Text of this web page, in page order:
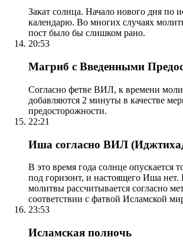
Закат солнца. Начало нового дня по
календарю. Во многих случаях
пост было бы слишком рано.
20:53
Магриб с Введенными
Согласно фетве ВИЛ, к времени
добавляются 2 минуты в качестве
предосторожности.
22:21
Иша согласно ВИЛ
В это время года солнце опускается
под горизонт, и настоящего Иша
молитвы рассчитывается согласно
соответствии с фатвой Исламской
23:53
Исламская полночь